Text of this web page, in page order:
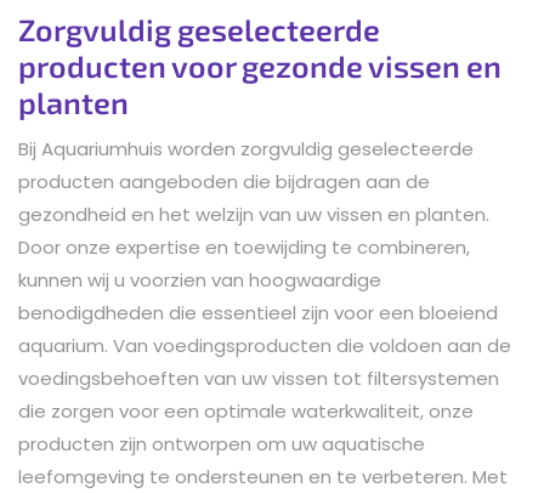
Zorgvuldig geselecteerde
producten voor gezonde vissen en
planten
Bij Aquariumhuis worden zorgvuldig geselecteerde
producten aangeboden die bijdragen aan de
gezondheid en het welzijn van uw vissen en planten.
Door onze expertise en toewijding te combineren,
kunnen wij u voorzien van hoogwaardige
benodigdheden die essentieel zijn voor een bloeiend
aquarium. Van voedingsproducten die voldoen aan de
voedingsbehoeften van uw vissen tot filtersystemen
die zorgen voor een optimale waterkwaliteit, onze
producten zijn ontworpen om uw aquatische
leefomgeving te ondersteunen en te verbeteren. Met